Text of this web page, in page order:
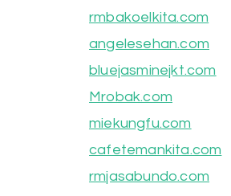
rmbakoelkita.com
angelesehan.com
bluejasminejkt.com
Mrobak.com
miekungfu.com
cafetemankita.com
rmjasabundo.com